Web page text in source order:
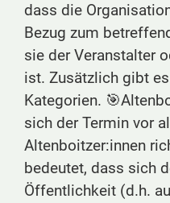
dass die
Bezug zum
sie der Veranstalter
ist. Zusätzlich gibt
Kategorien.
sich der Termin vor
Altenboitzer:innen
bedeutet, dass sich
Öffentlichkeit (d.h.